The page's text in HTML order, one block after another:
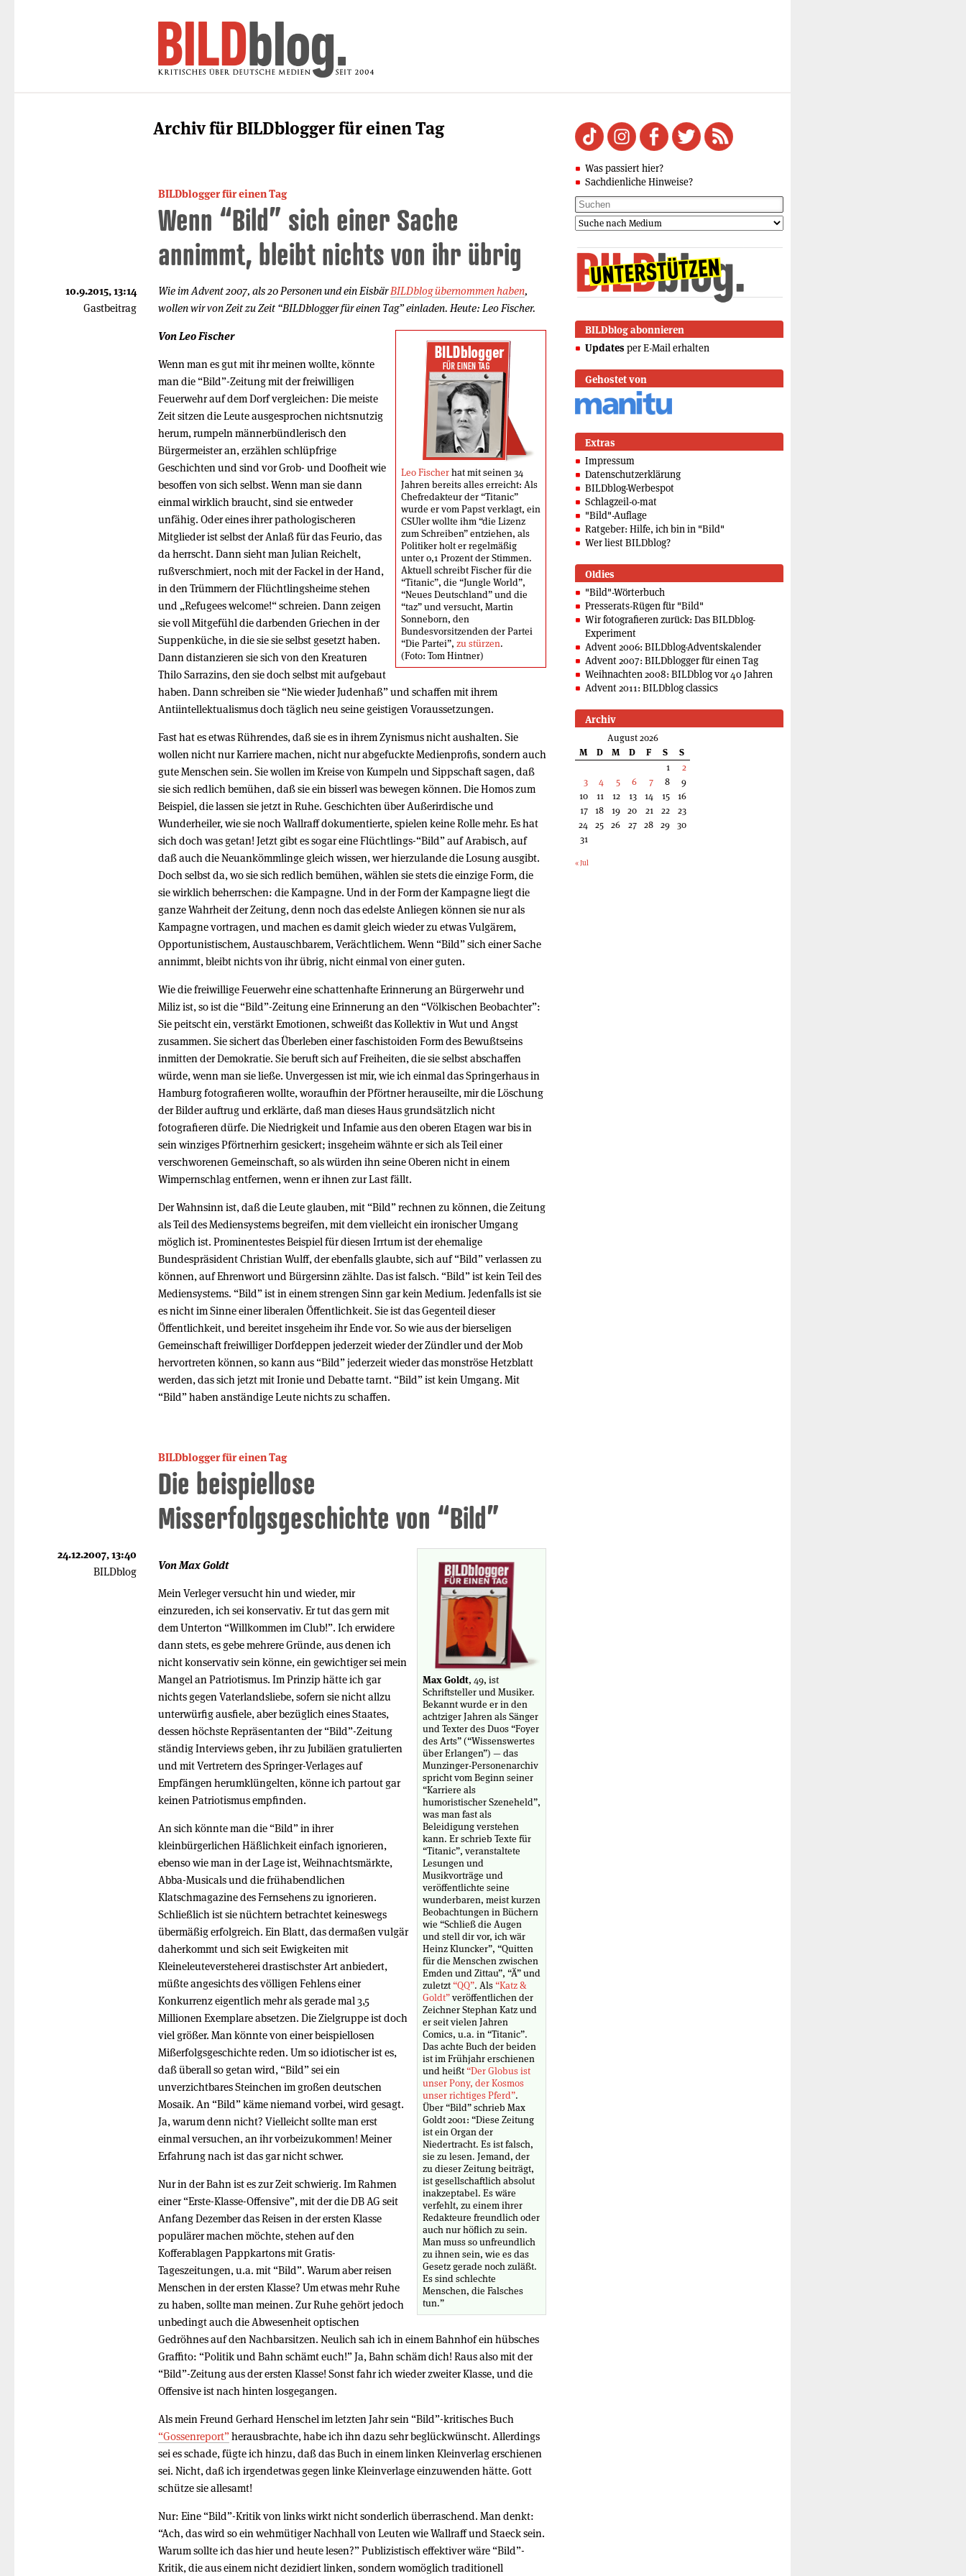
Archiv für BILDblogger für einen Tag
BILDblogger für einen Tag
Wenn “Bild” sich einer Sache
annimmt, bleibt nichts von ihr übrig
Wie im Advent 2007, als 20 Personen und ein EisbärBILDblog übernommen haben,
wollen wir von Zeit zu Zeit “BILDblogger für einen Tag” einladen. Heute: Leo Fischer.
Leo Fischerhat mit seinen 34
Jahren bereits alles erreicht: Als
Chefredakteur der “Titanic”
wurde er vom Papst verklagt, ein
CSUler wollte ihm “die Lizenz
zum Schreiben” entziehen, als
Politiker holt er regelmäßig
unter 0,1 Prozent der Stimmen.
Aktuell schreibt Fischer für die
“Titanic”, die “Jungle World”,
“Neues Deutschland” und die
“taz” und versucht, Martin
Sonneborn, den
Bundesvorsitzenden der Partei
“Die Partei”, zu stürzen.
(Foto: Tom Hintner)
Von Leo Fischer
Wenn man es gut mit ihr meinen wollte, könnte
man die “Bild”-Zeitung mit der freiwilligen
Feuerwehr auf dem Dorf vergleichen: Die meiste
Zeit sitzen die Leute ausgesprochen nichtsnutzig
herum, rumpeln männerbündlerisch den
Bürgermeister an, erzählen schlüpfrige
Geschichten und sind vor Grob- und Doofheit wie
besoffen von sich selbst. Wenn man sie dann
einmal wirklich braucht, sind sie entweder
unfähig. Oder eines ihrer pathologischeren
Mitglieder ist selbst der Anlaß für das Feurio, das
da herrscht. Dann sieht man Julian Reichelt,
rußverschmiert, noch mit der Fackel in der Hand,
in den Trümmern der Flüchtlingsheime stehen
und „Refugees welcome!“ schreien. Dann zeigen
sie voll Mitgefühl die darbenden Griechen in der
Suppenküche, in die sie sie selbst gesetzt haben.
Dann distanzieren sie sich von den Kreaturen
Thilo Sarrazins, den sie doch selbst mit aufgebaut
haben. Dann schreiben sie “Nie wieder Judenhaß” und schaffen mit ihrem
Antiintellektualismus doch täglich neu seine geistigen Voraussetzungen.
Fast hat es etwas Rührendes, daß sie es in ihrem Zynismus nicht aushalten. Sie
wollen nicht nur Karriere machen, nicht nur abgefuckte Medienprofis, sondern auch
gute Menschen sein. Sie wollen im Kreise von Kumpeln und Sippschaft sagen, daß
sie sich redlich bemühen, daß sie ein bisserl was bewegen können. Die Homos zum
Beispiel, die lassen sie jetzt in Ruhe. Geschichten über Außerirdische und
Wunderheiler, wie sie noch Wallraff dokumentierte, spielen keine Rolle mehr. Es hat
sich doch was getan! Jetzt gibt es sogar eine Flüchtlings-“Bild” auf Arabisch, auf
daß auch die Neuankömmlinge gleich wissen, wer hierzulande die Losung ausgibt.
Doch selbst da, wo sie sich redlich bemühen, wählen sie stets die einzige Form, die
sie wirklich beherrschen: die Kampagne. Und in der Form der Kampagne liegt die
ganze Wahrheit der Zeitung, denn noch das edelste Anliegen können sie nur als
Kampagne vortragen, und machen es damit gleich wieder zu etwas Vulgärem,
Opportunistischem, Austauschbarem, Verächtlichem. Wenn “Bild” sich einer Sache
annimmt, bleibt nichts von ihr übrig, nicht einmal von einer guten.
Wie die freiwillige Feuerwehr eine schattenhafte Erinnerung an Bürgerwehr und
Miliz ist, so ist die “Bild”-Zeitung eine Erinnerung an den “Völkischen Beobachter”:
Sie peitscht ein, verstärkt Emotionen, schweißt das Kollektiv in Wut und Angst
zusammen. Sie sichert das Überleben einer faschistoiden Form des Bewußtseins
inmitten der Demokratie. Sie beruft sich auf Freiheiten, die sie selbst abschaffen
würde, wenn man sie ließe. Unvergessen ist mir, wie ich einmal das Springerhaus in
Hamburg fotografieren wollte, woraufhin der Pförtner herauseilte, mir die Löschung
der Bilder auftrug und erklärte, daß man dieses Haus grundsätzlich nicht
fotografieren dürfe. Die Niedrigkeit und Infamie aus den oberen Etagen war bis in
sein winziges Pförtnerhirn gesickert; insgeheim wähnte er sich als Teil einer
verschworenen Gemeinschaft, so als würden ihn seine Oberen nicht in einem
Wimpernschlag entfernen, wenn er ihnen zur Last fällt.
Der Wahnsinn ist, daß die Leute glauben, mit “Bild” rechnen zu können, die Zeitung
als Teil des Mediensystems begreifen, mit dem vielleicht ein ironischer Umgang
möglich ist. Prominentestes Beispiel für diesen Irrtum ist der ehemalige
Bundespräsident Christian Wulff, der ebenfalls glaubte, sich auf “Bild” verlassen zu
können, auf Ehrenwort und Bürgersinn zählte. Das ist falsch. “Bild” ist kein Teil des
Mediensystems. “Bild” ist in einem strengen Sinn gar kein Medium. Jedenfalls ist sie
es nicht im Sinne einer liberalen Öffentlichkeit. Sie ist das Gegenteil dieser
Öffentlichkeit, und bereitet insgeheim ihr Ende vor. So wie aus der bierseligen
Gemeinschaft freiwilliger Dorfdeppen jederzeit wieder der Zündler und der Mob
hervortreten können, so kann aus “Bild” jederzeit wieder das monströse Hetzblatt
werden, das sich jetzt mit Ironie und Debatte tarnt. “Bild” ist kein Umgang. Mit
“Bild” haben anständige Leute nichts zu schaffen.
10.9.2015, 13:14
Gastbeitrag
BILDblogger für einen Tag
Die beispiellose
Misserfolgsgeschichte von “Bild”
Max Goldt, 49, ist
Schriftsteller und Musiker.
Bekannt wurde er in den
achtziger Jahren als Sänger
und Texter des Duos “Foyer
des Arts” (“Wissenswertes
über Erlangen”) — das
Munzinger-Personenarchiv
spricht vom Beginn seiner
“Karriere als
humoristischer Szeneheld”,
was man fast als
Beleidigung verstehen
kann. Er schrieb Texte für
“Titanic”, veranstaltete
Lesungen und
Musikvorträge und
veröffentlichte seine
wunderbaren, meist kurzen
Beobachtungen in Büchern
wie “Schließ die Augen
und stell dir vor, ich wär
Heinz Kluncker”, “Quitten
für die Menschen zwischen
Emden und Zittau”, “Ä” und
zuletzt“QQ”. Als“Katz &
Goldt”veröffentlichen der
Zeichner Stephan Katz und
er seit vielen Jahren
Comics, u.a. in “Titanic”.
Das achte Buch der beiden
ist im Frühjahr erschienen
und heißt“Der Globus ist
unser Pony, der Kosmos
unser richtiges Pferd”.
Über “Bild” schrieb Max
Goldt 2001: “Diese Zeitung
ist ein Organ der
Niedertracht. Es ist falsch,
sie zu lesen. Jemand, der
zu dieser Zeitung beiträgt,
ist gesellschaftlich absolut
inakzeptabel. Es wäre
verfehlt, zu einem ihrer
Redakteure freundlich oder
auch nur höflich zu sein.
Man muss so unfreundlich
zu ihnen sein, wie es das
Gesetz gerade noch zuläßt.
Es sind schlechte
Menschen, die Falsches
tun.”
Von Max Goldt
Mein Verleger versucht hin und wieder, mir
einzureden, ich sei konservativ. Er tut das gern mit
dem Unterton “Willkommen im Club!”. Ich erwidere
dann stets, es gebe mehrere Gründe, aus denen ich
nicht konservativ sein könne, ein gewichtiger sei mein
Mangel an Patriotismus. Im Prinzip hätte ich gar
nichts gegen Vaterlandsliebe, sofern sie nicht allzu
unterwürfig ausfiele, aber bezüglich eines Staates,
dessen höchste Repräsentanten der “Bild”-Zeitung
ständig Interviews geben, ihr zu Jubiläen gratulierten
und mit Vertretern des Springer-Verlages auf
Empfängen herumklüngelten, könne ich partout gar
keinen Patriotismus empfinden.
An sich könnte man die “Bild” in ihrer
kleinbürgerlichen Häßlichkeit einfach ignorieren,
ebenso wie man in der Lage ist, Weihnachtsmärkte,
Abba-Musicals und die frühabendlichen
Klatschmagazine des Fernsehens zu ignorieren.
Schließlich ist sie nüchtern betrachtet keineswegs
übermäßig erfolgreich. Ein Blatt, das dermaßen vulgär
daherkommt und sich seit Ewigkeiten mit
Kleineleuteversteherei drastischster Art anbiedert,
müßte angesichts des völligen Fehlens einer
Konkurrenz eigentlich mehr als gerade mal 3,5
Millionen Exemplare absetzen. Die Zielgruppe ist doch
viel größer. Man könnte von einer beispiellosen
Mißerfolgsgeschichte reden. Um so idiotischer ist es,
daß überall so getan wird, “Bild” sei ein
unverzichtbares Steinchen im großen deutschen
Mosaik. An “Bild” käme niemand vorbei, wird gesagt.
Ja, warum denn nicht? Vielleicht sollte man erst
einmal versuchen, an ihr vorbeizukommen! Meiner
Erfahrung nach ist das gar nicht schwer.
Nur in der Bahn ist es zur Zeit schwierig. Im Rahmen
einer “Erste-Klasse-Offensive”, mit der die DB AG seit
Anfang Dezember das Reisen in der ersten Klasse
populärer machen möchte, stehen auf den
Kofferablagen Pappkartons mit Gratis-
Tageszeitungen, u.a. mit “Bild”. Warum aber reisen
Menschen in der ersten Klasse? Um etwas mehr Ruhe
zu haben, sollte man meinen. Zur Ruhe gehört jedoch
unbedingt auch die Abwesenheit optischen
Gedröhnes auf den Nachbarsitzen. Neulich sah ich in einem Bahnhof ein hübsches
Graffito: “Politik und Bahn schämt euch!” Ja, Bahn schäm dich! Raus also mit der
“Bild”-Zeitung aus der ersten Klasse! Sonst fahr ich wieder zweiter Klasse, und die
Offensive ist nach hinten losgegangen.
Als mein Freund Gerhard Henschel im letzten Jahr sein “Bild”-kritisches Buch
“Gossenreport”herausbrachte, habe ich ihn dazu sehr beglückwünscht. Allerdings
sei es schade, fügte ich hinzu, daß das Buch in einem linken Kleinverlag erschienen
sei. Nicht, daß ich irgendetwas gegen linke Kleinverlage einzuwenden hätte. Gott
schütze sie allesamt!
Nur: Eine “Bild”-Kritik von links wirkt nicht sonderlich überraschend. Man denkt:
“Ach, das wird so ein wehmütiger Nachhall von Leuten wie Wallraff und Staeck sein.
Warum sollte ich das hier und heute lesen?” Publizistisch effektiver wäre “Bild”-
Kritik, die aus einem nicht dezidiert linken, sondern womöglich traditionell
24.12.2007, 13:40
BILDblog
Was passiert hier?
Sachdienliche Hinweise?
BILDblog abonnieren
Updates per E-Mail erhalten
Gehostet von
Extras
Impressum
Datenschutzerklärung
BILDblog-Werbespot
Schlagzeil-o-mat
"Bild"-Auflage
Ratgeber: Hilfe, ich bin in "Bild"
Wer liest BILDblog?
Oldies
"Bild"-Wörterbuch
Presserats-Rügen für "Bild"
Wir fotografieren zurück: Das BILDblog-
Experiment
Advent 2006: BILDblog-Adventskalender
Advent 2007: BILDblogger für einen Tag
Weihnachten 2008: BILDblog vor 40 Jahren
Advent 2011: BILDblog classics
Archiv
August 2026
M
D M D F S
S
1
2
3
4 5 6 7 8
9
10
11 12 13 14 15
16
17 18 19 20 21 22
23
24 25 26 27 28 29 30
31
« Jul